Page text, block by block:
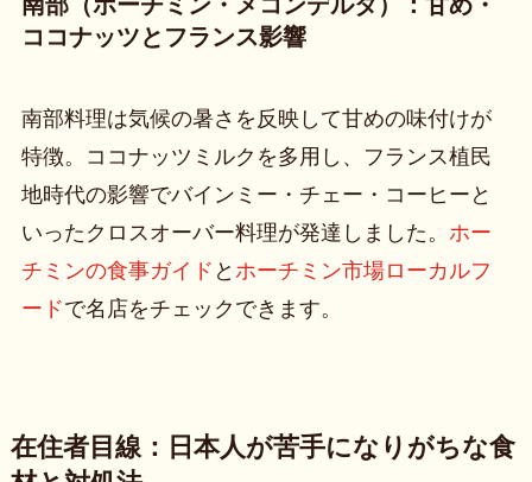
ココナッツとフランス影響
南部料理は気候の暑さを反映して甘めの味付けが
特徴。ココナッツミルクを多用し、フランス植民
地時代の影響でバインミー・チェー・コーヒーと
いったクロスオーバー料理が発達しました。 ホー
チミンの食事ガイド と ホーチミン市場ローカルフ
ードで名店をチェックできます。
在住者目線：日本人が苦手になりがちな食